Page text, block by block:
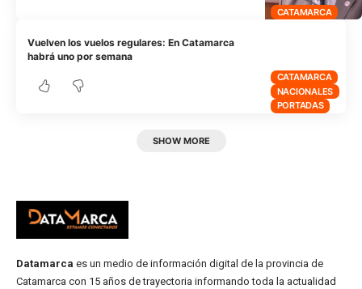
CATAMARCA
CATAMARCA
NACIONALES
PORTADAS
Vuelven los vuelos regulares: En Catamarca
habrá uno por semana
SHOW MORE
Datamarca es un medio de información digital de la provincia de
Catamarca con 15 años de trayectoria informando toda la actualidad